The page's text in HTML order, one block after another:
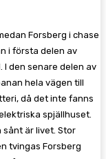
Forsberg i chase
i första delen av
I den senare delen av
hela vägen till
då det inte fanns
spjällhuset.
sånt är livet. Stor
tvingas Forsberg